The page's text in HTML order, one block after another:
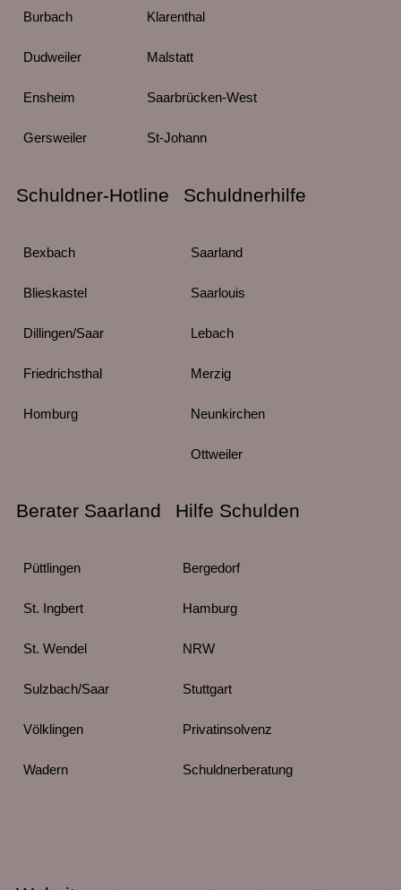
Burbach
Dudweiler
Ensheim
Gersweiler
Klarenthal
Malstatt
Saarbrücken-West
St-Johann
Schuldner-Hotline
Bexbach
Blieskastel
Dillingen/Saar
Friedrichsthal
Homburg
Schuldnerhilfe
Saarland
Saarlouis
Lebach
Merzig
Neunkirchen
Ottweiler
Berater Saarland
Püttlingen
St. Ingbert
St. Wendel
Sulzbach/Saar
Völklingen
Wadern
Hilfe Schulden
Bergedorf
Hamburg
NRW
Stuttgart
Privatinsolvenz
Schuldnerberatung